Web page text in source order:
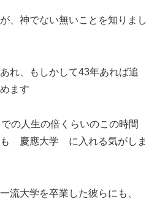
、神でない無いことを知りまし
れ、もしかして43年あれば追
ます
人生の倍くらいのこの時間
慶應大学 に入れる気がしま
流大学を卒業した彼らにも、